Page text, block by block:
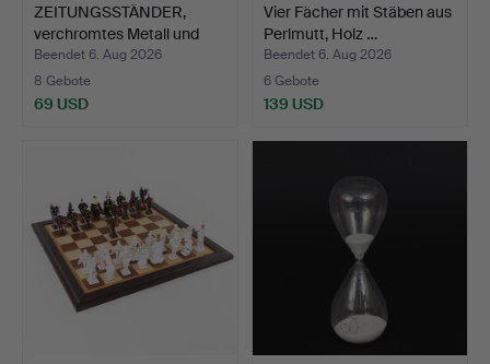
ZEITUNGSSTÄNDER,
verchromtes Metall und
ro…
Beendet 6. Aug 2026
8 Gebote
69 USD
Vier Fächer mit Stäben aus
Perlmutt, Holz …
Beendet 6. Aug 2026
6 Gebote
139 USD